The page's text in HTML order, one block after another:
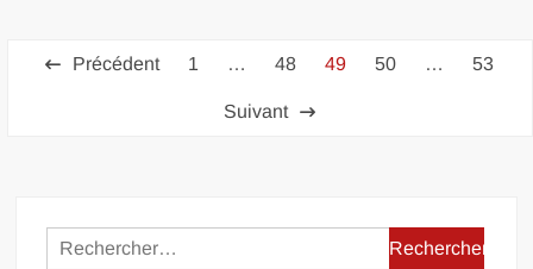
Pagination
Précédent 1 … 48 49 50 … 53
Suivant
Rechercher :